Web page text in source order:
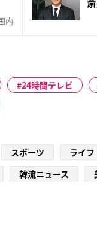
内
24時間テレビ
スポーツ ライフ
韓流ニュース